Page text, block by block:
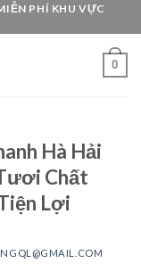
PHÍ KHU VỰC
0
Hà Hải
Chất
Lợi